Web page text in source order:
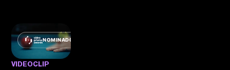
NOMINADO
VIDEOCLIP